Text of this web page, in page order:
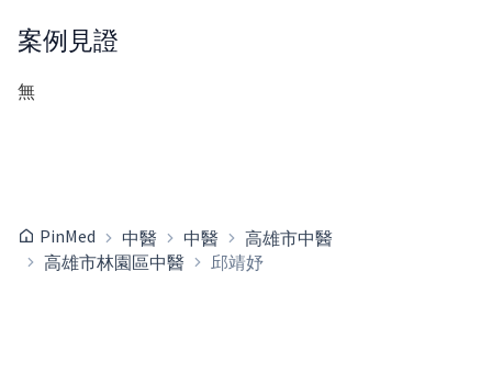
案例見證
無
PinMed 中醫 中醫
高雄市中醫
高雄市林園區中醫
邱靖妤